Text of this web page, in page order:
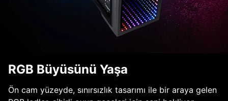
RGB Büyüsünü Yaşa
Ön cam yüzeyde, sınırsızlık tasarımı ile bir araya gelen